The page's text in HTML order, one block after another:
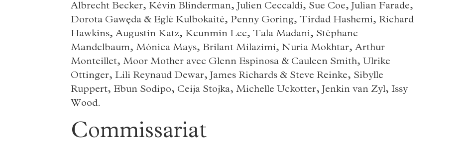
Albrecht Becker, Kévin Blinderman, Julien Ceccaldi, Sue Coe, Julian Farade,
Dorota Gawęda & Eglė Kulbokaitė, Penny Goring, Tirdad Hashemi, Richard
Hawkins, Augustin Katz, Keunmin Lee, Tala Madani, Stéphane
Mandelbaum, Mónica Mays, Brilant Milazimi, Nuria Mokhtar, Arthur
Monteillet, Moor Mother avec Glenn Espinosa & Cauleen Smith, Ulrike
Ottinger, Lili Reynaud Dewar, James Richards & Steve Reinke, Sibylle
Ruppert, Ebun Sodipo, Ceija Stojka, Michelle Uckotter, Jenkin van Zyl, Issy
Wood.
Commissariat